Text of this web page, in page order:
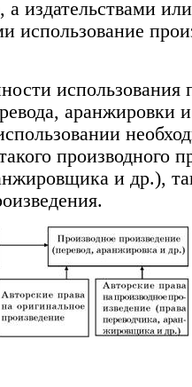
а издательствами
использование
использования
аранжировки
производного
и др.),